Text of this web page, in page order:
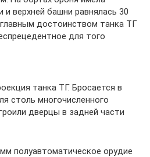
и верхней башни равнялась 30
достоинством танка ТГ
для того
танка ТГ. Бросается в
столь многочисленного
дверцы в задней части
полуавтоматическое орудие